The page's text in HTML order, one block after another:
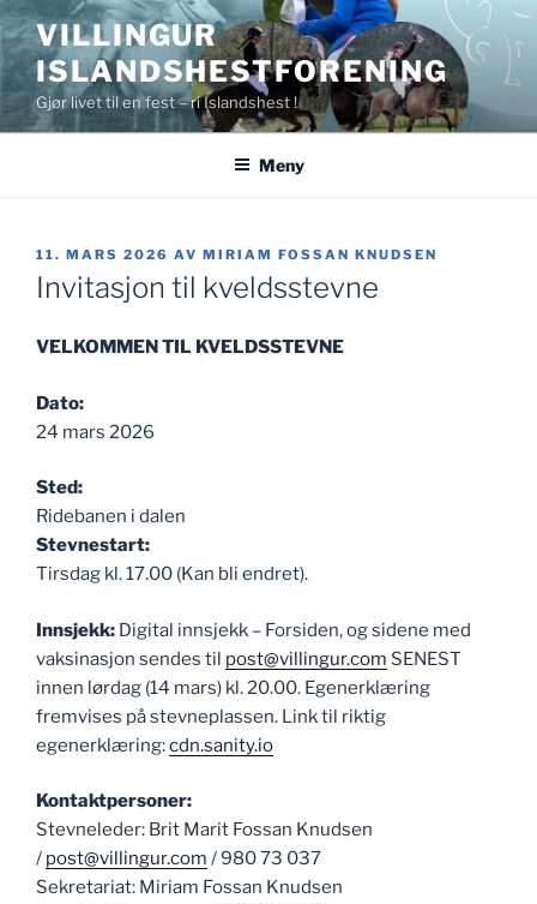
Gå
til
innhold
VILLINGUR
ISLANDSHESTFORENING
Gjør livet til en fest – ri Islandshest !
Meny
PUBLISERT
11. MARS 2026 AV MIRIAM FOSSAN KNUDSEN
Invitasjon til kveldsstevne
VELKOMMEN TIL KVELDSSTEVNE
Dato:
24 mars 2026
Sted:
Ridebanen i dalen
Stevnestart:
Tirsdag kl. 17.00 (Kan bli endret).
Innsjekk: Digital innsjekk – Forsiden, og sidene med
vaksinasjon sendes til post@villingur.com SENEST
innen lørdag (14 mars) kl. 20.00. Egenerklæring
fremvises på stevneplassen. Link til riktig
egenerklæring:cdn.sanity.io
Kontaktpersoner:
Stevneleder: Brit Marit Fossan Knudsen
/ post@villingur.com / 980 73 037
Sekretariat: Miriam Fossan Knudsen